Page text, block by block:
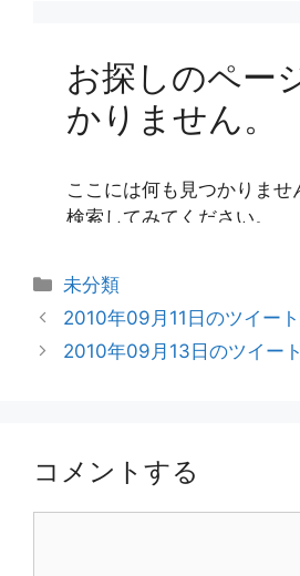
カ
テ
リ
未分類
2010年09月11日のツイート
2010年09月13日のツイート
コメントする